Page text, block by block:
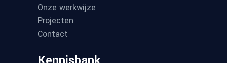
Onze werkwijze
Projecten
Contact